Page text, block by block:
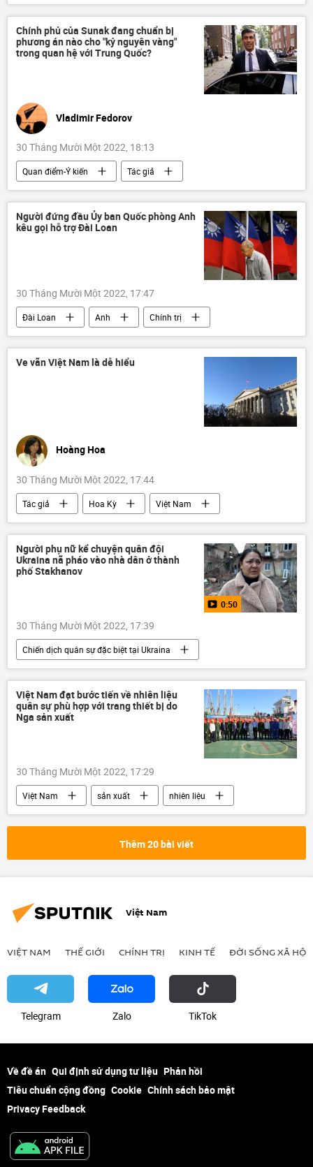
giáo dục
công nghệ Khoa học
Chính phủ của Sunak đang chuẩn bị
phương án nào cho "kỷ nguyên vàng"
trong quan hệ với Trung Quốc?
Vladimir Fedorov
30 Tháng Mười Một 2022, 18:13
Quan điểm-Ý kiến
Tác giả
chuyên gia
Rishi Sunak
Chính trị
Anh
Trung Quốc
Người đứng đầu Ủy ban Quốc phòng Anh
kêu gọi hỗ trợ Đài Loan
30 Tháng Mười Một 2022, 17:47
Đài Loan Anh
Chính trị
Thế giới
xung đột
Ve vãn Việt Nam là dễ hiểu
Hoàng Hoa
30 Tháng Mười Một 2022, 17:44
Tác giả Hoa Kỳ
Việt Nam
vnd
chính sách tiền tệ
Quan điểm-Ý kiến
Bộ Tài chính Hoa Kỳ
Bộ Tài Chính VN
chuyên gia
Người phụ nữ kể chuyện quân đội
Ukraina nã pháo vào nhà dân ở thành
phố Stakhanov
0:50
30 Tháng Mười Một 2022, 17:39
Chiến dịch quân sự đặc biệt tại Ukraina
Video từ Ukraina
Ukraina
Cuộc khủng hoảng ở Ukraina
DNR
Sáp nhập DNR, LNR, Zaporozhye và Kherson vào Nga
Việt Nam đạt bước tiến về nhiên liệu
quân sự phù hợp với trang thiết bị do
Nga sản xuất
30 Tháng Mười Một 2022, 17:29
Việt Nam sản xuất
nhiên liệu
xăng
Kinh tế
Thêm 20 bài viết
Việt Nam
VIỆT NAM THẾ GIỚI CHÍNH TRỊ KINH TẾ ĐỜI SỐNG XÃ HỘI
Telegram Zalo ТikТоk
Về đề án Qui định sử dụng tư liệu Phản hồi
Tiêu chuẩn cộng đồng Cookie Chính sách bảo mật
Privacy Feedback